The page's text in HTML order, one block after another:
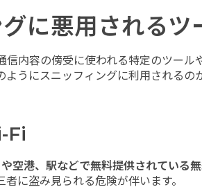
に悪用されるツ
信内容の傍受に使われる特定のツー
うにスニッフィングに利用されるの
Fi
空港、駅などで無料提供されている
に盗み見られる危険が伴います。